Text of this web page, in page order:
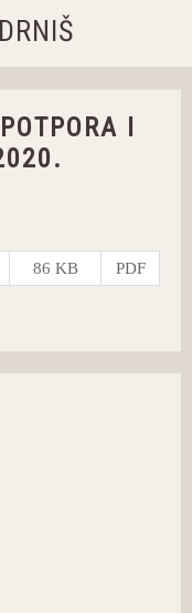
I
86 KB PDF